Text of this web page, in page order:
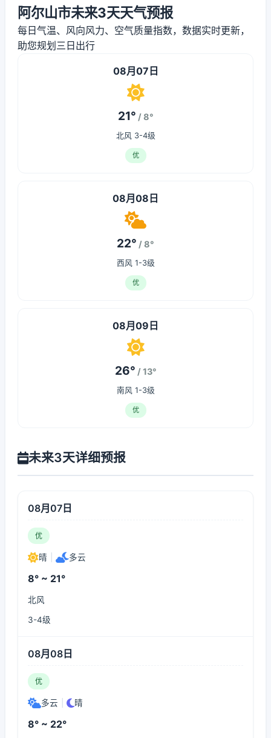
阿尔山市未来3天天气预报
每日气温、风向风力、空气质量指数，数据实时更新，
助您规划三日出行
08月07日
21° / 8°
北风 3-4级
优
08月08日
22° / 8°
西风 1-3级
优
08月09日
26° / 13°
南风 1-3级
优
未来3天详细预报
08月07日
优
晴 多云
8° ~ 21°
北风
3-4级
08月08日
优
多云 晴
8° ~ 22°